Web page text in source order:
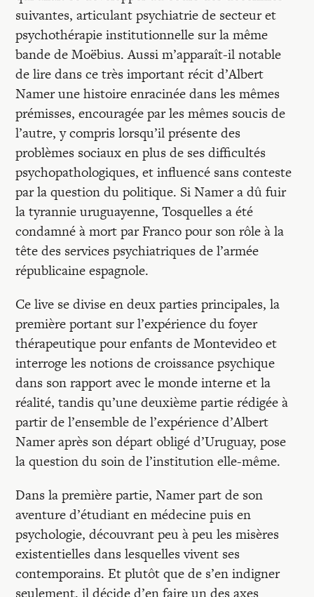
suivantes, articulant psychiatrie de secteur et
psychothérapie institutionnelle sur la même
bande de Moëbius. Aussi m’apparaît-il notable
de lire dans ce très important récit d’Albert
Namer une histoire enracinée dans les mêmes
prémisses, encouragée par les mêmes soucis de
l’autre, y compris lorsqu’il présente des
problèmes sociaux en plus de ses difficultés
psychopathologiques, et influencé sans conteste
par la question du politique. Si Namer a dû fuir
la tyrannie uruguayenne, Tosquelles a été
condamné à mort par Franco pour son rôle à la
tête des services psychiatriques de l’armée
républicaine espagnole.
Ce live se divise en deux parties principales, la
première portant sur l’expérience du foyer
thérapeutique pour enfants de Montevideo et
interroge les notions de croissance psychique
dans son rapport avec le monde interne et la
réalité, tandis qu’une deuxième partie rédigée à
partir de l’ensemble de l’expérience d’Albert
Namer après son départ obligé d’Uruguay, pose
la question du soin de l’institution elle-même.
Dans la première partie, Namer part de son
aventure d’étudiant en médecine puis en
psychologie, découvrant peu à peu les misères
existentielles dans lesquelles vivent ses
contemporains. Et plutôt que de s’en indigner
seulement, il décide d’en faire un des axes